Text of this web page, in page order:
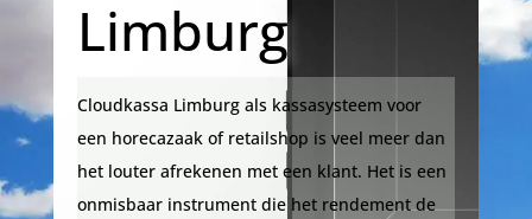
Limburg
Cloudkassa Limburg als kassasysteem voor
een horecazaak of retailshop is veel meer dan
het louter afrekenen met een klant. Het is een
onmisbaar instrument die het rendement de